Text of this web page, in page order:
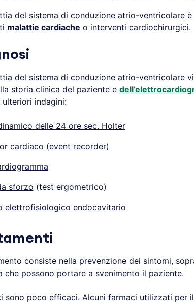
del sistema di conduzione atrio-ventricolare
malattie cardiache o interventi cardiochirurgici.
del sistema di conduzione atrio-ventricolare
storia clinica del paziente e
ulteriori indagini:
delle 24 ore sec. Holter
cardiaco (event recorder)
sforzo (test ergometrico)
elettrofisiologico endocavitario
consiste nella prevenzione dei sintomi,
che possono portare a svenimento il paziente.
sono poco efficaci. Alcuni farmaci utilizzati